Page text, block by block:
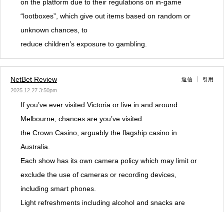
on the platform due to their regulations on in-game
“lootboxes”, which give out items based on random or
unknown chances, to
reduce children’s exposure to gambling.
NetBet Review
2025.12.27 3:50pm
返信 引用
If you’ve ever visited Victoria or live in and around
Melbourne, chances are you’ve visited
the Crown Casino, arguably the flagship casino in
Australia.
Each show has its own camera policy which may limit or
exclude the use of cameras or recording devices,
including smart phones.
Light refreshments including alcohol and snacks are